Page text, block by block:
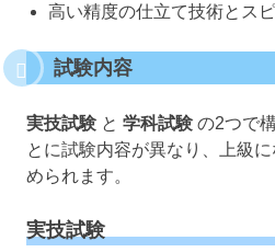
高い精度の仕立て技術とス
試験内容
実技試験 と 学科試験 の2つで
とに試験内容が異なり、上級
められます。
実技試験